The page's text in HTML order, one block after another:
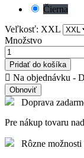
Čierna
Veľkosť: XXL
Množstvo
Pridať do košíka
 Na objednávku -
Doprava
Pre nákup tovaru
Rôzne